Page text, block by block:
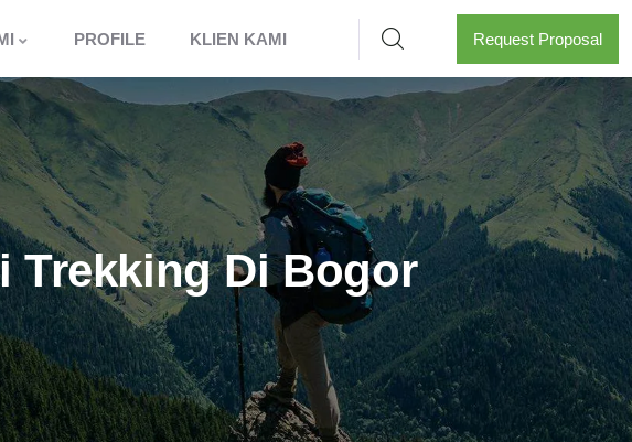
PROFILE KLIEN KAMI Request Proposal
Trekking Di Bogor